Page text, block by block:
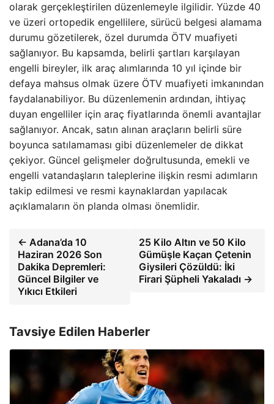
olarak gerçekleştirilen düzenlemeyle ilgilidir. Yüzde 40
ve üzeri ortopedik engellilere, sürücü belgesi alamama
durumu gözetilerek, özel durumda ÖTV muafiyeti
sağlanıyor. Bu kapsamda, belirli şartları karşılayan
engelli bireyler, ilk araç alımlarında 10 yıl içinde bir
defaya mahsus olmak üzere ÖTV muafiyeti imkanından
faydalanabiliyor. Bu düzenlemenin ardından, ihtiyaç
duyan engelliler için araç fiyatlarında önemli avantajlar
sağlanıyor. Ancak, satın alınan araçların belirli süre
boyunca satılamaması gibi düzenlemeler de dikkat
çekiyor. Güncel gelişmeler doğrultusunda, emekli ve
engelli vatandaşların taleplerine ilişkin resmi adımların
takip edilmesi ve resmi kaynaklardan yapılacak
açıklamaların ön planda olması önemlidir.
← Adana’da 10
Haziran 2026 Son
Dakika Depremleri:
Güncel Bilgiler ve
Yıkıcı Etkileri
25 Kilo Altın ve 50 Kilo
Gümüşle Kaçan Çetenin
Giysileri Çözüldü: İki
Firari Şüpheli Yakaladı →
Tavsiye Edilen Haberler